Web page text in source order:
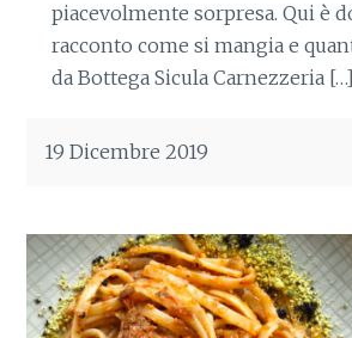
piacevolmente sorpresa. Qui è
racconto come si mangia e
da Bottega Sicula Carnezzeria […]
19 Dicembre 2019